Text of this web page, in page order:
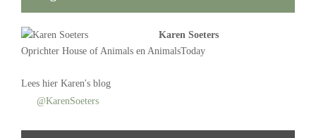
Karen Soeters
Oprichter House of Animals en AnimalsToday
Lees hier Karen's blog
@KarenSoeters